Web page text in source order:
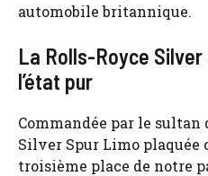
automobile britannique.
La Rolls-Royce Silver
l’état pur
Commandée par le sultan
Silver Spur Limo plaquée
troisième place de notre